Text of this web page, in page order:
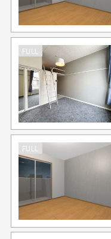
FULL
FULL